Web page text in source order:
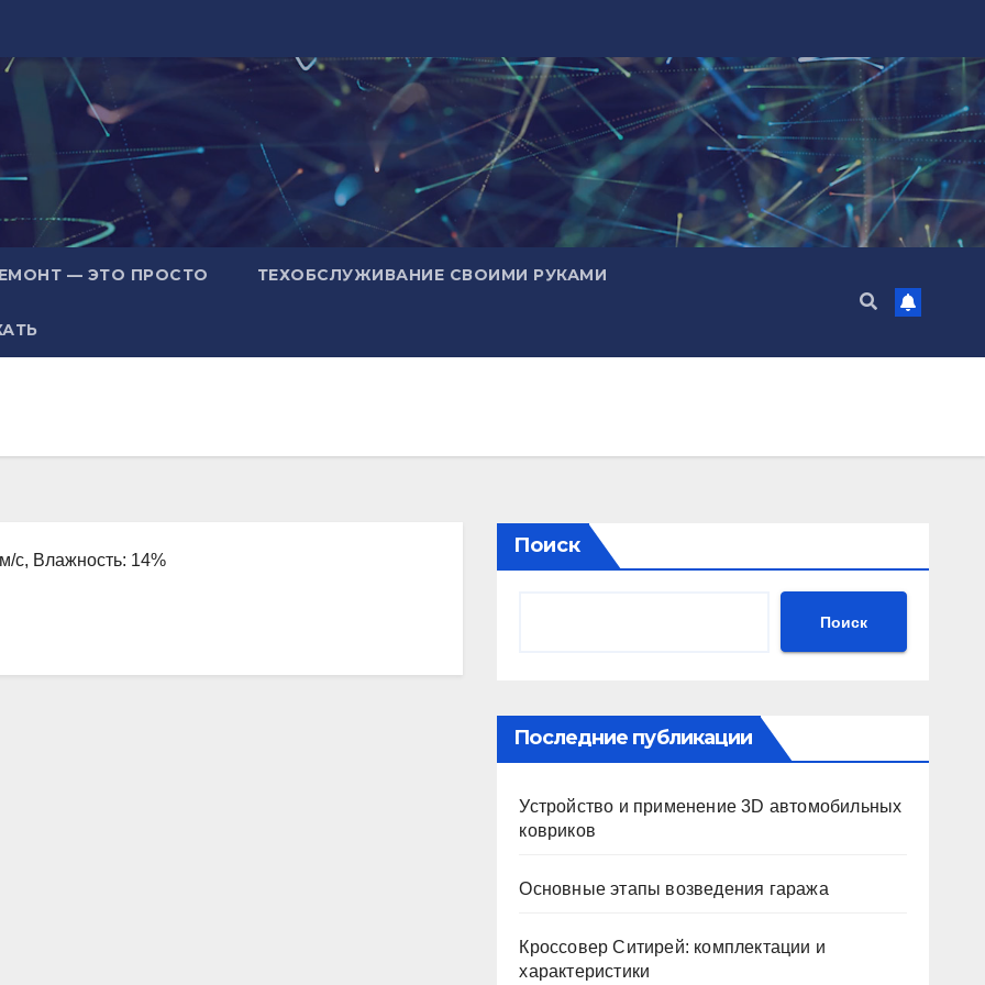
— ЭТО ПРОСТО ТЕХОБСЛУЖИВАНИЕ СВОИМИ РУКАМИ
с, Влажность: 14%
Поиск
Поиск
Последние публикации
Устройство и применение 3D автомобильных
ковриков
Основные этапы возведения гаража
Кроссовер Ситирей: комплектации и
характеристики